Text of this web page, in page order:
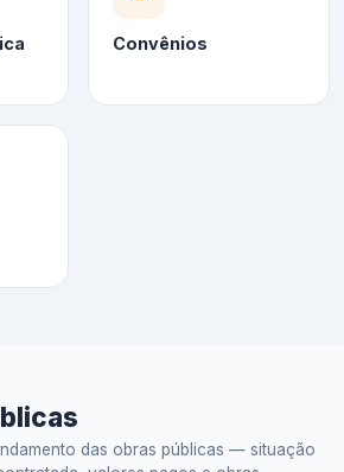
Convênios
das obras públicas — situação